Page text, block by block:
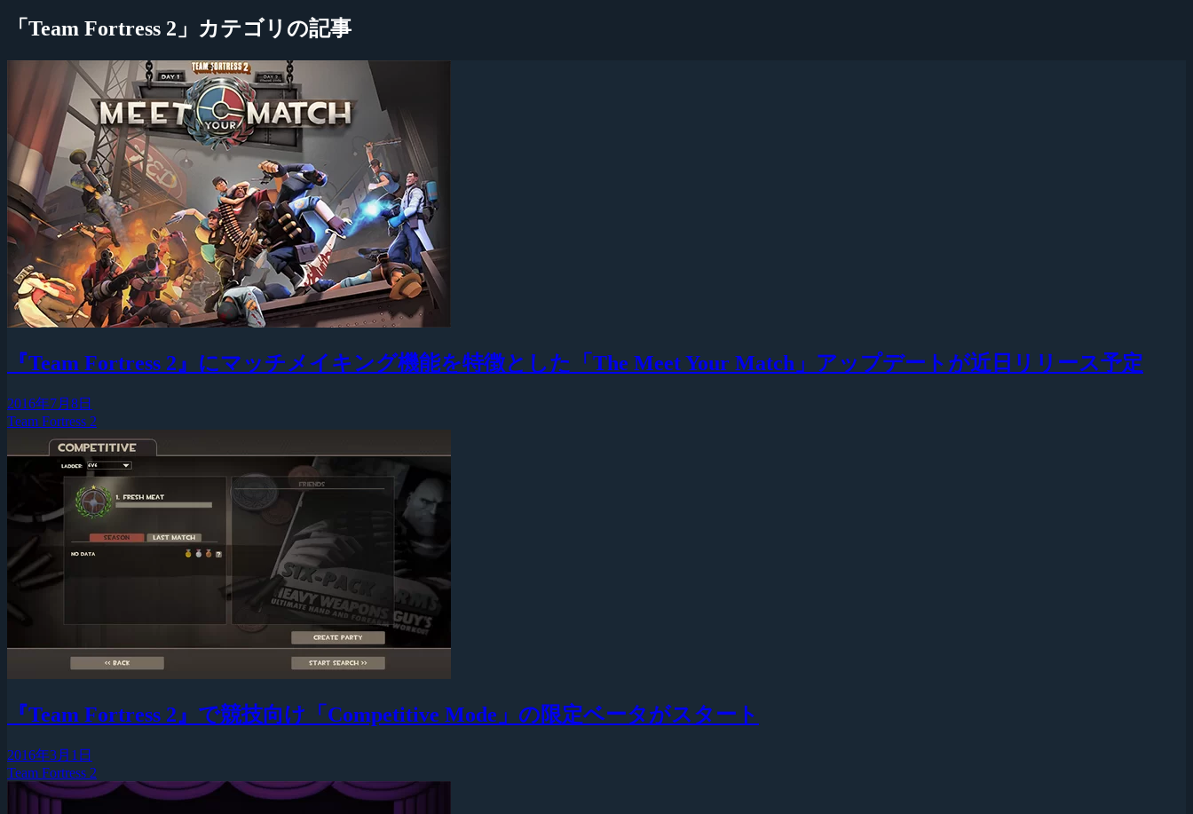
「Team Fortress 2」カテゴリの記事
『Team Fortress 2』にマッチメイキング機能を特徴とした「The Meet Your Match」アップデートが近日リリース予定
2016年7月8日
Team Fortress 2
『Team Fortress 2』で競技向け「Competitive Mode」の限定ベータがスタート
2016年3月1日
Team Fortress 2